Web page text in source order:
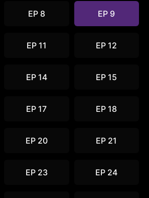
EP 8 EP 9
EP 11 EP 12
EP 14 EP 15
EP 17 EP 18
EP 20 EP 21
EP 23 EP 24